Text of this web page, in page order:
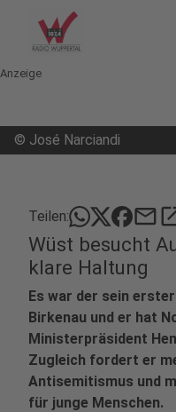
Anzeige
© José Narciandi
Teilen: mail
Wüst besucht
klare Haltung
Es war der sein
Birkenau und er hat
Ministerpräsident
Zugleich fordert er
Antisemitismus und
für junge Menschen.